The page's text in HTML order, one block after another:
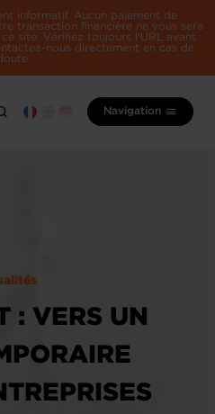
informatif. Aucun paiement de
transaction financière ne vous sera
site. Vérifiez toujours l'URL avant
nous directement en cas de
Navigation
: VERS UN